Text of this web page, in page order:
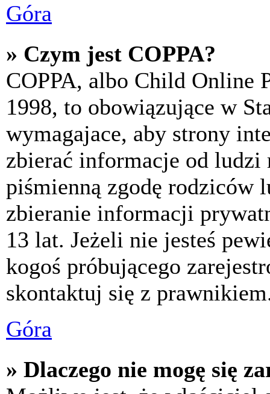
Góra
» Czym jest COPPA?
COPPA, albo Child Online
1998, to obowiązujące w
wymagajace, aby strony
zbierać informacje od
piśmienną zgodę rodziców
zbieranie informacji
13 lat. Jeżeli nie jesteś
kogoś próbującego
skontaktuj się z
Góra
» Dlaczego nie mogę się